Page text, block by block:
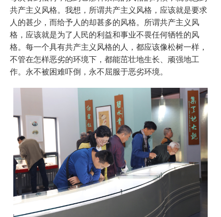
共产主义风格。我想，所谓共产主义风格，应该就是要求
人的甚少，而给予人的却甚多的风格。所谓共产主义风
格，应该就是为了人民的利益和事业不畏任何牺牲的风
格。每一个具有共产主义风格的人，都应该像松树一样，
不管在怎样恶劣的环境下，都能茁壮地生长、顽强地工
作。永不被困难吓倒，永不屈服于恶劣环境。